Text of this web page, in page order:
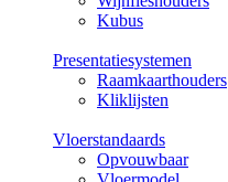
Kubus
Presentatiesystemen
Raamkaarthouders
Kliklijsten
Vloerstandaards
Opvouwbaar